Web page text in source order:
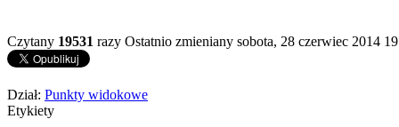
Czytany 19531 razy Ostatnio zmieniany sobota, 28 czerwiec 2014
Dział: Punkty widokowe
Etykiety